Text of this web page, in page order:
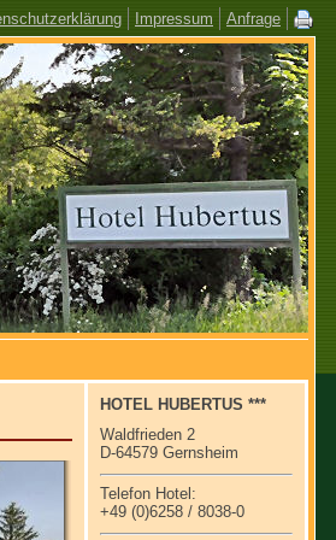
Anfrage
Impressum
HOTEL HUBERTUS ***
Waldfrieden 2
D-64579 Gernsheim
Telefon Hotel:
+49 (0)6258 / 8038-0